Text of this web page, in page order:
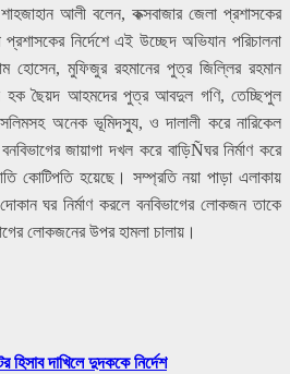
শাহজাহান আলী বলেন, কক্সবাজার জেলা প্রশাসকের
নির্দেশে এই উচ্ছেদ অভিযান পরিচালনা
হোসেন, মুফিজুর রহমানের পুত্র জিল্লির রহমান
ছৈয়দ আহমদের পুত্র আবদুল গণি, তেচ্ছিপুল
অনেক ভূমিদস্যু, ও দালালী করে নারিকেল
জায়াগা দখল করে বাড়িÑঘর নির্মাণ করে
কোটিপতি হয়েছে। সম্প্রতি নয়া পাড়া এলাকায়
ঘর নির্মাণ করলে বনবিভাগের লোকজন তাকে
লোকজনের উপর হামলা চালায়।
হিসাব দাখিলে দুদককে নির্দেশ